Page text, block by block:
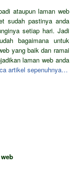
ataupun laman web
sudah pastinya anda
setiap hari. Jadi
bagaimana untuk
yang baik dan ramai
laman web anda
artikel sepenuhnya…